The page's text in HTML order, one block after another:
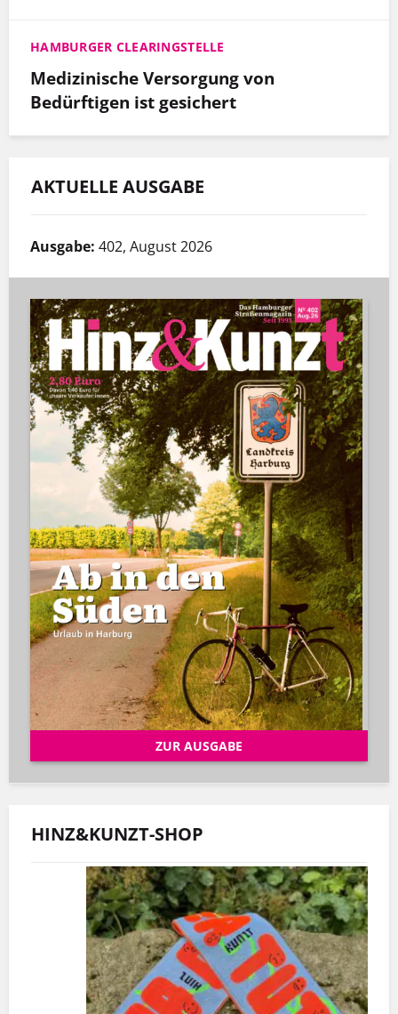
HAMBURGER CLEARINGSTELLE
Medizinische Versorgung von
Bedürftigen ist gesichert
AKTUELLE AUSGABE
Ausgabe: 402, August 2026
ZUR AUSGABE
HINZ&KUNZT-SHOP